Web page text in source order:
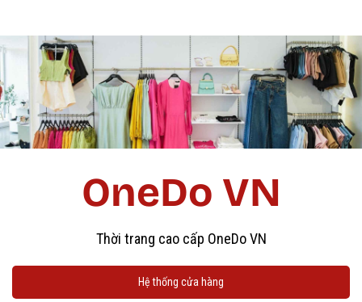
OneDo VN
Thời trang cao cấp OneDo VN
Hệ thống cửa hàng